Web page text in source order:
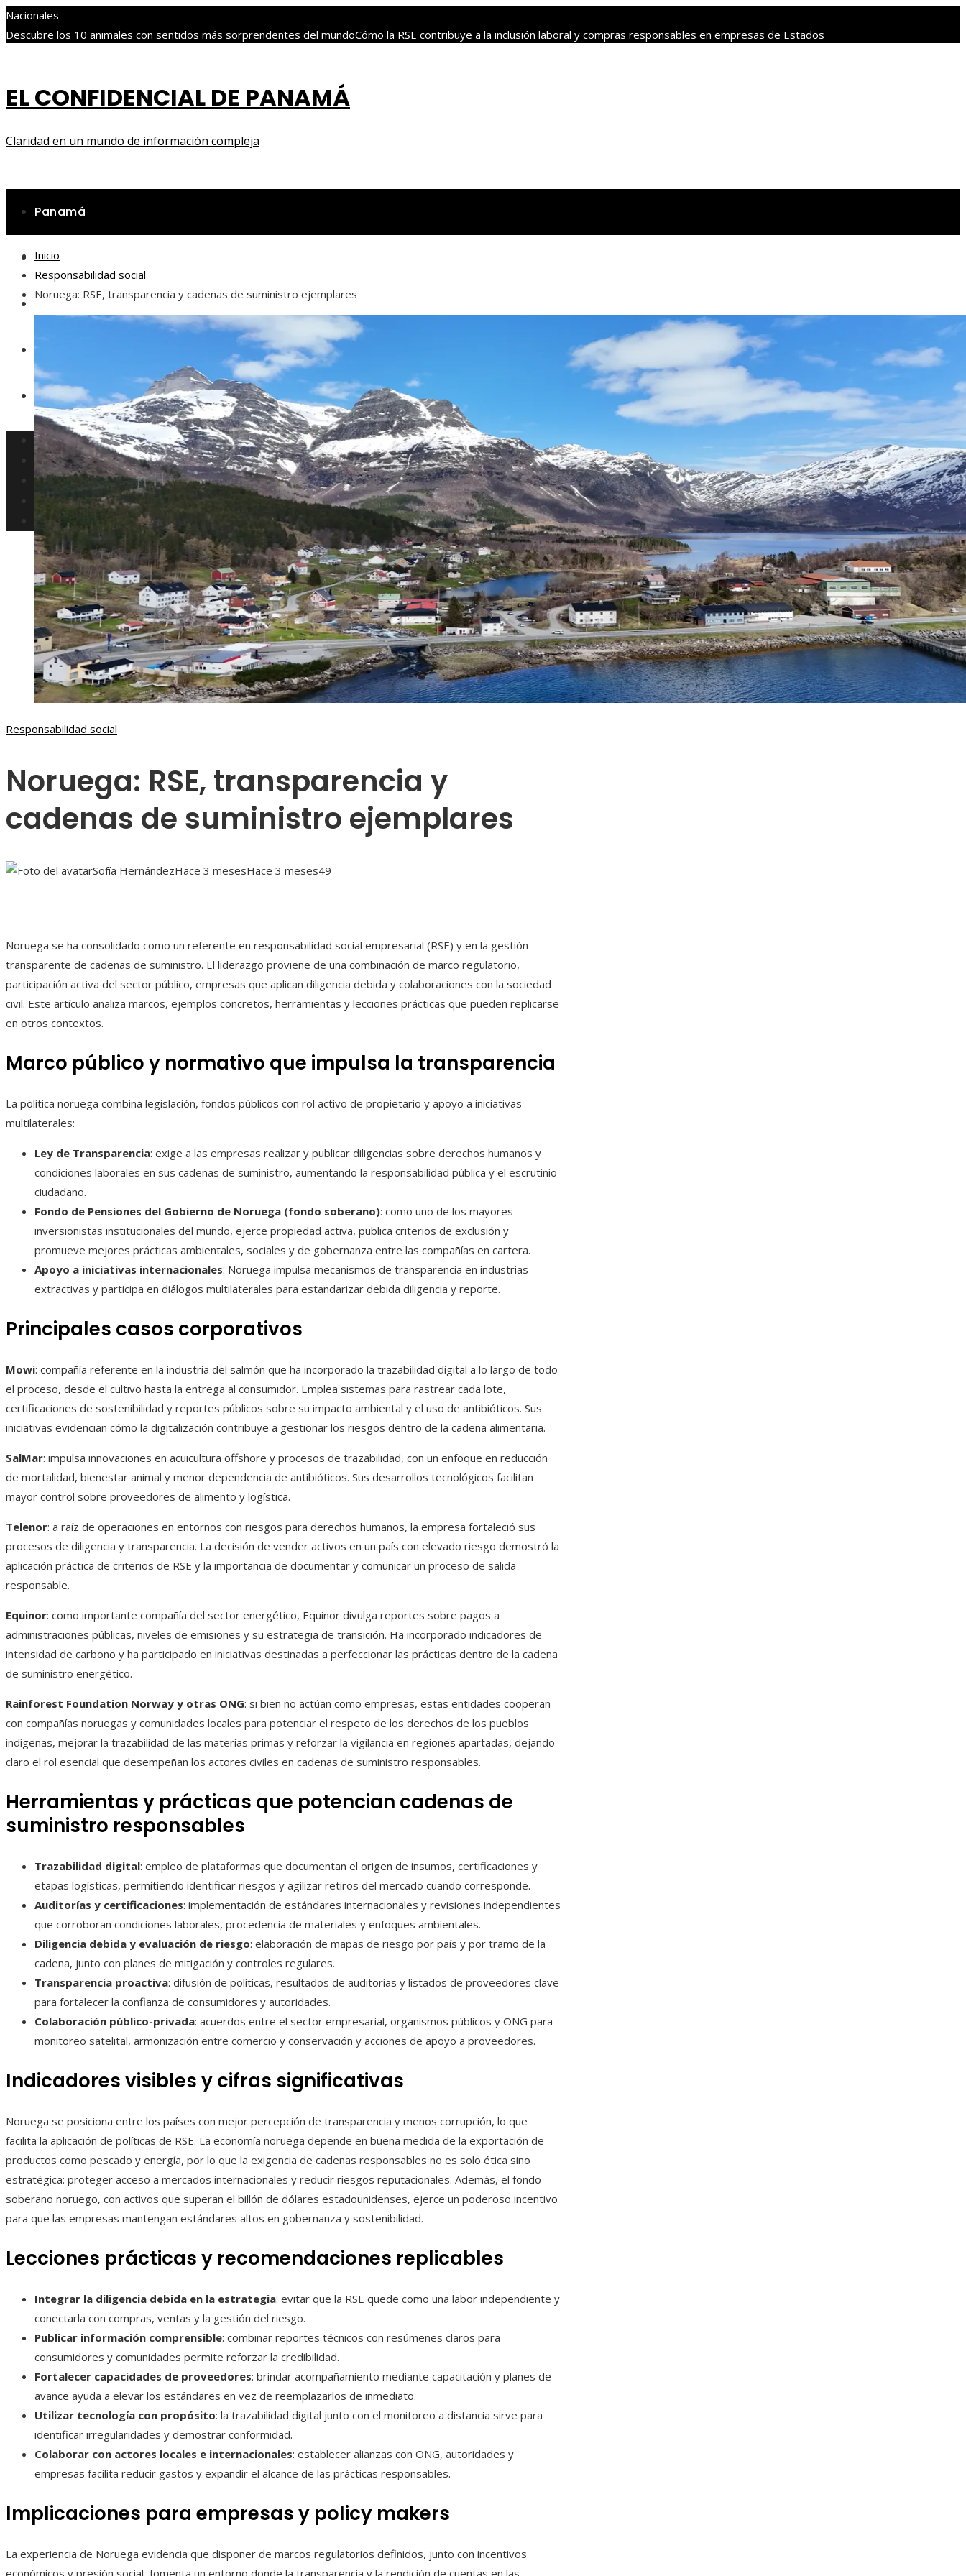
Nacionales
Descubre los 10 animales con sentidos más sorprendentes del mundoCómo la RSE contribuye a la inclusión laboral y compras responsables en empresas de Estados
jueves, agosto 6
EL CONFIDENCIAL DE PANAMÁ
Claridad en un mundo de información compleja
Panamá
Ciencia y tecnología
Cultura y ocio
Inversiones y negocios
Responsabilidad social
Panamá
Ciencia y tecnología
Cultura y ocio
Inversiones y negocios
Responsabilidad social
Inicio
Responsabilidad social
Noruega: RSE, transparencia y cadenas de suministro ejemplares
Responsabilidad social
Noruega: RSE, transparencia y
cadenas de suministro ejemplares
Sofía HernándezHace 3 mesesHace 3 meses49
Noruega se ha consolidado como un referente en responsabilidad social empresarial (RSE) y en la gestión
transparente de cadenas de suministro. El liderazgo proviene de una combinación de marco regulatorio,
participación activa del sector público, empresas que aplican diligencia debida y colaboraciones con la sociedad
civil. Este artículo analiza marcos, ejemplos concretos, herramientas y lecciones prácticas que pueden replicarse
en otros contextos.
Marco público y normativo que impulsa la transparencia
La política noruega combina legislación, fondos públicos con rol activo de propietario y apoyo a iniciativas
multilaterales:
Ley de Transparencia: exige a las empresas realizar y publicar diligencias sobre derechos humanos y
condiciones laborales en sus cadenas de suministro, aumentando la responsabilidad pública y el escrutinio
ciudadano.
Fondo de Pensiones del Gobierno de Noruega (fondo soberano): como uno de los mayores
inversionistas institucionales del mundo, ejerce propiedad activa, publica criterios de exclusión y
promueve mejores prácticas ambientales, sociales y de gobernanza entre las compañías en cartera.
Apoyo a iniciativas internacionales: Noruega impulsa mecanismos de transparencia en industrias
extractivas y participa en diálogos multilaterales para estandarizar debida diligencia y reporte.
Principales casos corporativos
Mowi: compañía referente en la industria del salmón que ha incorporado la trazabilidad digital a lo largo de todo
el proceso, desde el cultivo hasta la entrega al consumidor. Emplea sistemas para rastrear cada lote,
certificaciones de sostenibilidad y reportes públicos sobre su impacto ambiental y el uso de antibióticos. Sus
iniciativas evidencian cómo la digitalización contribuye a gestionar los riesgos dentro de la cadena alimentaria.
SalMar: impulsa innovaciones en acuicultura offshore y procesos de trazabilidad, con un enfoque en reducción
de mortalidad, bienestar animal y menor dependencia de antibióticos. Sus desarrollos tecnológicos facilitan
mayor control sobre proveedores de alimento y logística.
Telenor: a raíz de operaciones en entornos con riesgos para derechos humanos, la empresa fortaleció sus
procesos de diligencia y transparencia. La decisión de vender activos en un país con elevado riesgo demostró la
aplicación práctica de criterios de RSE y la importancia de documentar y comunicar un proceso de salida
responsable.
Equinor: como importante compañía del sector energético, Equinor divulga reportes sobre pagos a
administraciones públicas, niveles de emisiones y su estrategia de transición. Ha incorporado indicadores de
intensidad de carbono y ha participado en iniciativas destinadas a perfeccionar las prácticas dentro de la cadena
de suministro energético.
Rainforest Foundation Norway y otras ONG: si bien no actúan como empresas, estas entidades cooperan
con compañías noruegas y comunidades locales para potenciar el respeto de los derechos de los pueblos
indígenas, mejorar la trazabilidad de las materias primas y reforzar la vigilancia en regiones apartadas, dejando
claro el rol esencial que desempeñan los actores civiles en cadenas de suministro responsables.
Herramientas y prácticas que potencian cadenas de
suministro responsables
Trazabilidad digital: empleo de plataformas que documentan el origen de insumos, certificaciones y
etapas logísticas, permitiendo identificar riesgos y agilizar retiros del mercado cuando corresponde.
Auditorías y certificaciones: implementación de estándares internacionales y revisiones independientes
que corroboran condiciones laborales, procedencia de materiales y enfoques ambientales.
Diligencia debida y evaluación de riesgo: elaboración de mapas de riesgo por país y por tramo de la
cadena, junto con planes de mitigación y controles regulares.
Transparencia proactiva: difusión de políticas, resultados de auditorías y listados de proveedores clave
para fortalecer la confianza de consumidores y autoridades.
Colaboración público-privada: acuerdos entre el sector empresarial, organismos públicos y ONG para
monitoreo satelital, armonización entre comercio y conservación y acciones de apoyo a proveedores.
Indicadores visibles y cifras significativas
Noruega se posiciona entre los países con mejor percepción de transparencia y menos corrupción, lo que
facilita la aplicación de políticas de RSE. La economía noruega depende en buena medida de la exportación de
productos como pescado y energía, por lo que la exigencia de cadenas responsables no es solo ética sino
estratégica: proteger acceso a mercados internacionales y reducir riesgos reputacionales. Además, el fondo
soberano noruego, con activos que superan el billón de dólares estadounidenses, ejerce un poderoso incentivo
para que las empresas mantengan estándares altos en gobernanza y sostenibilidad.
Lecciones prácticas y recomendaciones replicables
Integrar la diligencia debida en la estrategia: evitar que la RSE quede como una labor independiente y
conectarla con compras, ventas y la gestión del riesgo.
Publicar información comprensible: combinar reportes técnicos con resúmenes claros para
consumidores y comunidades permite reforzar la credibilidad.
Fortalecer capacidades de proveedores: brindar acompañamiento mediante capacitación y planes de
avance ayuda a elevar los estándares en vez de reemplazarlos de inmediato.
Utilizar tecnología con propósito: la trazabilidad digital junto con el monitoreo a distancia sirve para
identificar irregularidades y demostrar conformidad.
Colaborar con actores locales e internacionales: establecer alianzas con ONG, autoridades y
empresas facilita reducir gastos y expandir el alcance de las prácticas responsables.
Implicaciones para empresas y policy makers
La experiencia de Noruega evidencia que disponer de marcos regulatorios definidos, junto con incentivos